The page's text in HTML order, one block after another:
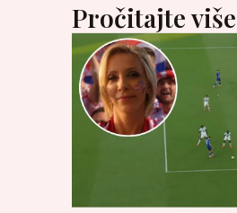
Pročitajte više